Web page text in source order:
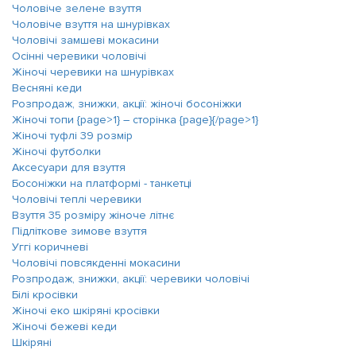
Чоловіче зелене взуття
Чоловіче взуття на шнурівках
Чоловічі замшеві мокасини
Осінні черевики чоловічі
Жіночі черевики на шнурівках
Весняні кеди
Розпродаж, знижки, акції: жіночі босоніжки
Жіночі топи {page>1} ― сторінка {page}{/page>1}
Жіночі туфлі 39 розмір
Жіночі футболки
Аксесуари для взуття
Босоніжки на платформі - танкетці
Чоловічі теплі черевики
Взуття 35 розміру жіноче літнє
Підліткове зимове взуття
Уггі коричневі
Чоловічі повсякденні мокасини
Розпродаж, знижки, акції: черевики чоловічі
Білі кросівки
Жіночі еко шкіряні кросівки
Жіночі бежеві кеди
Шкіряні